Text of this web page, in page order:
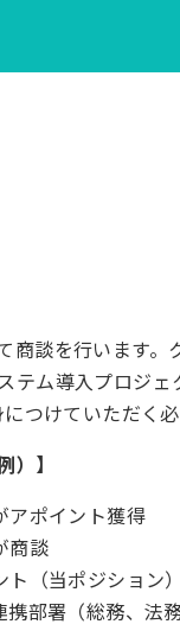
商談を行います
テム導入プロジ
つけていただく必
）】
アポイント獲得
商談
ト（当ポジション
携部署（総務、法